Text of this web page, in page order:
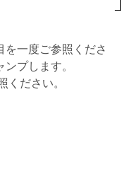
を一度ご参照くださ
プします。
ください。